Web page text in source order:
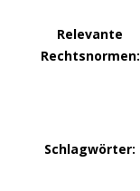
Relevante
Rechtsnormen:
Schlagwörter: